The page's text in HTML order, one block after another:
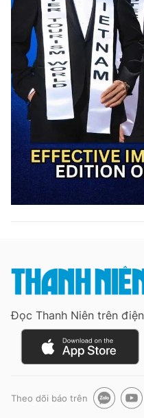
Thông tin tòa soạn
Đọc Thanh Niên trên điện
Theo dõi báo trên
Phó tổng biên tập thường
Phó tổng biên tập: Lâm Hiếu
Phó tổng biên tập: Trần Việt
Giấy phép xuất bản số 110/GP
© 2003-2026 Bản quyền
Đọc Thanh Niên trên
Theo dõi báo trên